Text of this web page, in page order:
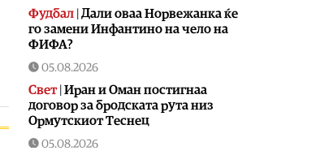
Фудбал | Дали оваа Норвежанка ќе
го замени Инфантино на чело на
ФИФА?
05.08.2026
Свет| Иран и Оман постигнаа
договор за бродската рута низ
Ормутскиот Теснец
05.08.2026